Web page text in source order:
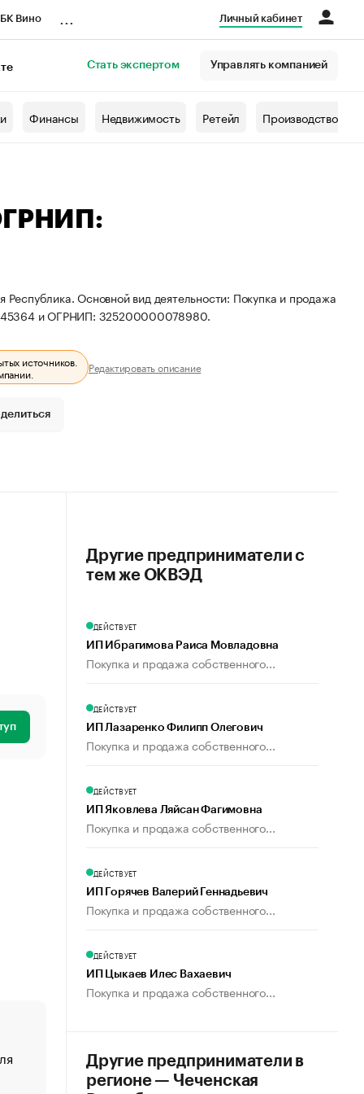
Вино Личный кабинет
Стать экспертом Управлять компанией
Финансы Недвижимость Ретейл Производство
Основной вид деятельности: Покупка и продажа
и ОГРНИП: 325200000078980.
источников.
Редактировать описание
«От спорта тело стареет иначе». Как живет глава
создавшей GTA
Другие предприниматели с
тем же ОКВЭД
ДЕЙСТВУЕТ
ИП Ибрагимова Раиса Мовладовна
Покупка и продажа собственного...
ДЕЙСТВУЕТ
ИП Лазаренко Филипп Олегович
Покупка и продажа собственного...
ДЕЙСТВУЕТ
ИП Яковлева Ляйсан Фагимовна
Покупка и продажа собственного...
ДЕЙСТВУЕТ
ИП Горячев Валерий Геннадьевич
Покупка и продажа собственного...
ДЕЙСТВУЕТ
ИП Цыкаев Илес Вахаевич
Покупка и продажа собственного...
Другие предприниматели в
регионе — Чеченская